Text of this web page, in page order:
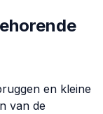
en kleine
van de